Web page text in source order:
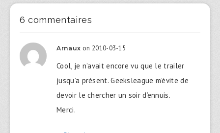
6 commentaires
Arnaux on 2010-03-15
Cool, je n’avait encore vu que le trailer
jusqu’a présent. Geeksleague m’évite de
devoir le chercher un soir d’ennuis.
Merci.